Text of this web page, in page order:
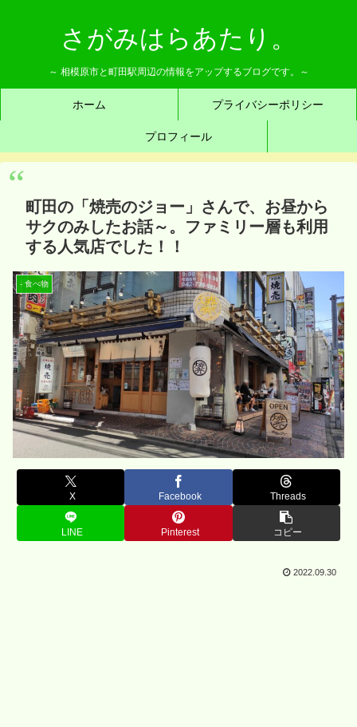
さがみはらあたり。
～ 相模原市と町田駅周辺の情報をアップするブログです。～
ホーム プライバシーポリシー
プロフィール
町田の「焼売のジョー」さんで、お昼から
サクのみしたお話～。ファミリー層も利用
する人気店でした！！
- 食べ物
X Facebook Threads
LINE Pinterest コピー
2022.09.30